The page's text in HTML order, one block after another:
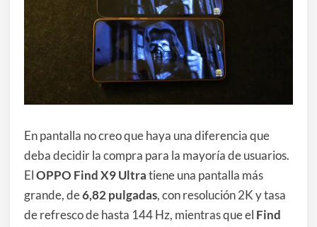
En pantalla no creo que haya una diferencia que
deba decidir la compra para la mayoría de usuarios.
ElOPPO Find X9 Ultratiene una pantalla más
grande, de6,82 pulgadas, con resolución 2K y tasa
de refresco de hasta 144 Hz, mientras que el Find